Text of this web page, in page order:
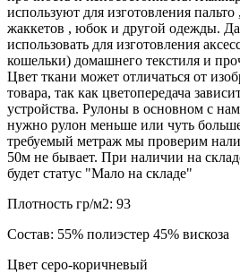
используют для изготовления
жаккетов , юбок и другой одежды.
использовать для изготовления
кошельки) домашнего текстиля и
Цвет ткани может отличаться от
товара, так как цветопередача
устройства. Рулоны в основном с
нужно рулон меньше или чуть
требуемый метраж мы проверим
50м не бывает. При наличии на
будет статус "Мало на складе"
Плотность гр/м2: 93
Состав: 55% полиэстер 45% вискоза
Цвет серо-коричневый